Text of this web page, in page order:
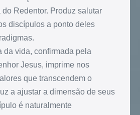
Redentor. Produz salutar
discípulos a ponto deles
da vida, confirmada pela
Jesus, imprime nos
que transcendem o
a ajustar a dimensão de seus
é naturalmente